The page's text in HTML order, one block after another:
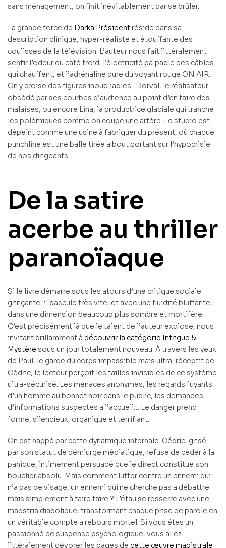
sans ménagement, on finit inévitablement par se brûler.
La grande force de Darka Président réside dans sa
description clinique, hyper-réaliste et étouffante des
coulisses de la télévision. L’auteur nous fait littéralement
sentir l’odeur du café froid, l’électricité palpable des câbles
qui chauffent, et l’adrénaline pure du voyant rouge ON AIR.
On y croise des figures inoubliables : Dorval, le réalisateur
obsédé par ses courbes d’audience au point d’en faire des
malaises, ou encore Lina, la productrice glaciale qui tranche
les polémiques comme on coupe une artère. Le studio est
dépeint comme une usine à fabriquer du présent, où chaque
punchline est une balle tirée à bout portant sur l’hypocrisie
de nos dirigeants.
De la satire
acerbe au thriller
paranoïaque
Si le livre démarre sous les atours d’une critique sociale
grinçante, il bascule très vite, et avec une fluidité bluffante,
dans une dimension beaucoup plus sombre et mortifère.
C’est précisément là que le talent de l’auteur explose, nous
invitant brillamment à découvrir la catégorie Intrigue &
Mystère sous un jour totalement nouveau. À travers les yeux
de Paul, le garde du corps impassible mais ultra-réceptif de
Cédric, le lecteur perçoit les failles invisibles de ce système
ultra-sécurisé. Les menaces anonymes, les regards fuyants
d’un homme au bonnet noir dans le public, les demandes
d’informations suspectes à l’accueil… Le danger prend
forme, silencieux, organique et terrifiant.
On est happé par cette dynamique infernale. Cédric, grisé
par son statut de démiurge médiatique, refuse de céder à la
panique, intimement persuadé que le direct constitue son
bouclier absolu. Mais comment lutter contre un ennemi qui
n’a pas de visage, un ennemi qui ne cherche pas à débattre
mais simplement à faire taire ? L’étau se resserre avec une
maestria diabolique, transformant chaque prise de parole en
un véritable compte à rebours mortel. Si vous êtes un
passionné de suspense psychologique, vous allez
littéralement dévorer les pages de cette œuvre magistrale